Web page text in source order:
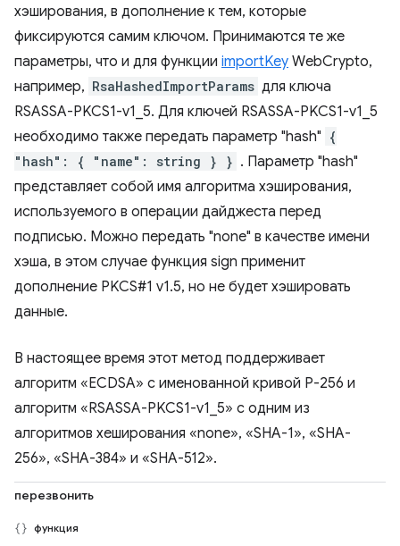
хэширования, в дополнение к тем, которые
фиксируются самим ключом. Принимаются те же
параметры, что и для функции importKey WebCrypto,
например, RsaHashedImportParams для ключа
RSASSA-PKCS1-v1_5. Для ключей RSASSA-PKCS1-v1_5
необходимо также передать параметр "hash" {
"hash": { "name": string } } . Параметр "hash"
представляет собой имя алгоритма хэширования,
используемого в операции дайджеста перед
подписью. Можно передать "none" в качестве имени
хэша, в этом случае функция sign применит
дополнение PKCS#1 v1.5, но не будет хэшировать
данные.
В настоящее время этот метод поддерживает
алгоритм «ECDSA» с именованной кривой P-256 и
алгоритм «RSASSA-PKCS1-v1_5» с одним из
алгоритмов хеширования «none», «SHA-1», «SHA-
256», «SHA-384» и «SHA-512».
перезвонить
функция